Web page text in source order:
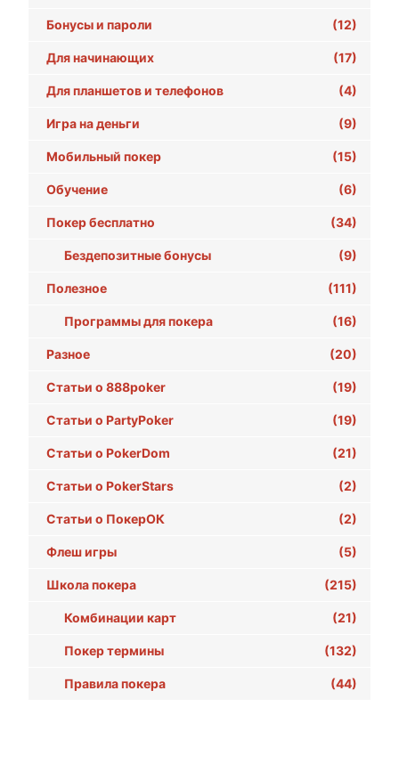
Бонусы и пароли (12)
Для начинающих (17)
Для планшетов и телефонов (4)
Игра на деньги (9)
Мобильный покер (15)
Обучение (6)
Покер бесплатно (34)
Бездепозитные бонусы (9)
Полезное (111)
Программы для покера (16)
Разное (20)
Статьи о 888poker (19)
Статьи о PartyPoker (19)
Статьи о PokerDom (21)
Статьи о PokerStars (2)
Статьи о ПокерОК (2)
Флеш игры (5)
Школа покера (215)
Комбинации карт (21)
Покер термины (132)
Правила покера (44)